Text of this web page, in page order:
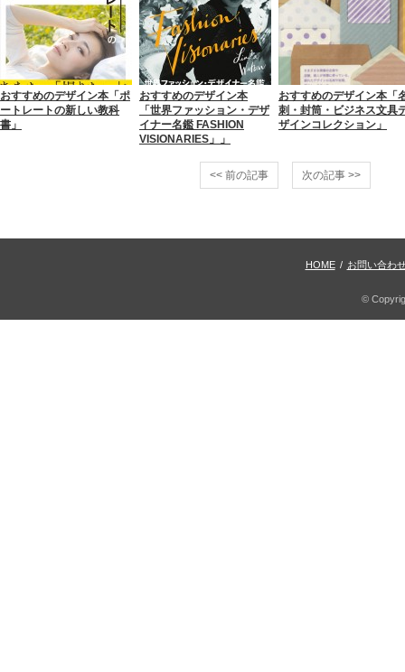
おすすめのデザイン本「ポ
ートレートの新しい教科
書」
おすすめのデザイン本
「世界ファッション・デザ
イナー名鑑 FASHION
VISIONARIES」」
おすすめのデザイン本「
刺・封筒・ビジネス文具
ザインコレクション」
<< 前の記事 次の記事 >>
HOME / お問い合わ
©